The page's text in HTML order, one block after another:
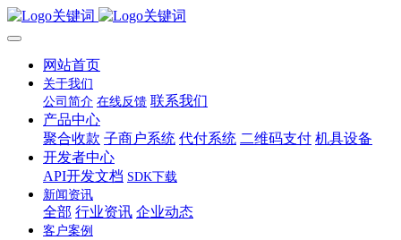
网站首页
关于我们
公司简介 在线反馈 联系我们
产品中心
聚合收款 子商户系统 代付系统 二维码支付 机具设备
开发者中心
API开发文档 SDK下载
新闻资讯
全部 行业资讯 企业动态
客户案例